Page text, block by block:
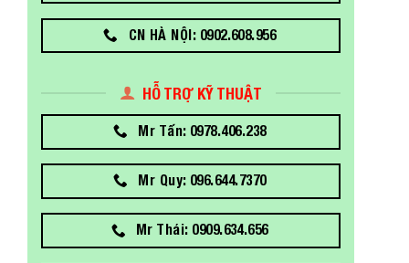
CN HÀ NỘI: 0902.608.956
HỖ TRỢ KỸ THUẬT
Mr Tấn: 0978.406.238
Mr Quy: 096.644.7370
Mr Thái: 0909.634.656